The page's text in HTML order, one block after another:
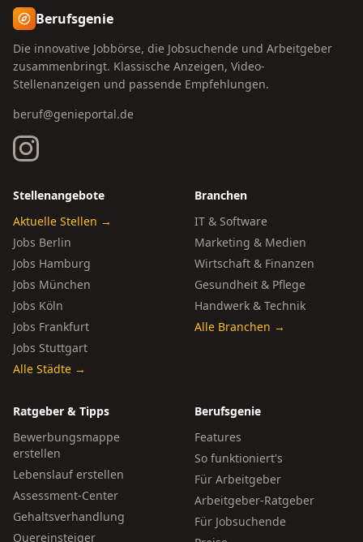
Berufsgenie
Die innovative Jobbörse, die Jobsuchende und Arbeitgeber
zusammenbringt. Klassische Anzeigen, Video-
Stellenanzeigen und passende Empfehlungen.
beruf@genieportal.de
Stellenangebote
Aktuelle Stellen →
Jobs Berlin
Jobs Hamburg
Jobs München
Jobs Köln
Jobs Frankfurt
Jobs Stuttgart
Alle Städte →
Branchen
IT & Software
Marketing & Medien
Wirtschaft & Finanzen
Gesundheit & Pflege
Handwerk & Technik
Alle Branchen →
Ratgeber & Tipps
Bewerbungsmappe
erstellen
Lebenslauf erstellen
Assessment-Center
Gehaltsverhandlung
Quereinsteiger
Berufsgenie
Features
So funktioniert's
Für Arbeitgeber
Arbeitgeber-Ratgeber
Für Jobsuchende